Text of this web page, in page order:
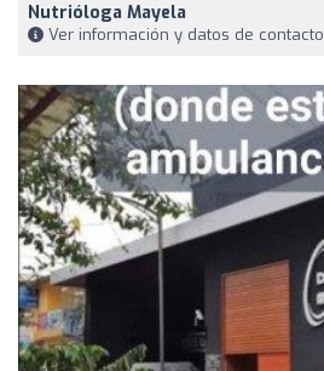
Nutrióloga Mayela
Ver información y datos de contacto